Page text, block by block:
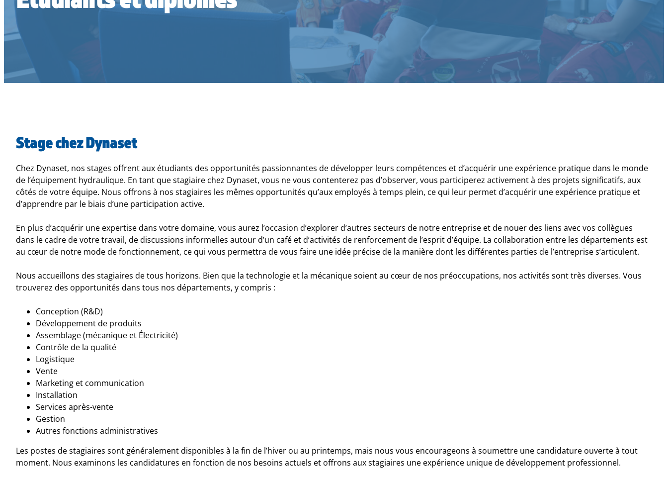
Stage chez Dynaset
Chez Dynaset, nos stages offrent aux étudiants des opportunités passionnantes de développer leurs compétences et d’acquérir une expérience pratique dans le monde
de l’équipement hydraulique. En tant que stagiaire chez Dynaset, vous ne vous contenterez pas d’observer, vous participerez activement à des projets significatifs, aux
côtés de votre équipe. Nous offrons à nos stagiaires les mêmes opportunités qu’aux employés à temps plein, ce qui leur permet d’acquérir une expérience pratique et
d’apprendre par le biais d’une participation active.
En plus d’acquérir une expertise dans votre domaine, vous aurez l’occasion d’explorer d’autres secteurs de notre entreprise et de nouer des liens avec vos collègues
dans le cadre de votre travail, de discussions informelles autour d’un café et d’activités de renforcement de l’esprit d’équipe. La collaboration entre les départements est
au cœur de notre mode de fonctionnement, ce qui vous permettra de vous faire une idée précise de la manière dont les différentes parties de l’entreprise s’articulent.
Nous accueillons des stagiaires de tous horizons. Bien que la technologie et la mécanique soient au cœur de nos préoccupations, nos activités sont très diverses. Vous
trouverez des opportunités dans tous nos départements, y compris :
Conception (R&D)
Développement de produits
Assemblage (mécanique et Électricité)
Contrôle de la qualité
Logistique
Vente
Marketing et communication
Installation
Services après-vente
Gestion
Autres fonctions administratives
Les postes de stagiaires sont généralement disponibles à la fin de l’hiver ou au printemps, mais nous vous encourageons à soumettre une candidature ouverte à tout
moment. Nous examinons les candidatures en fonction de nos besoins actuels et offrons aux stagiaires une expérience unique de développement professionnel.